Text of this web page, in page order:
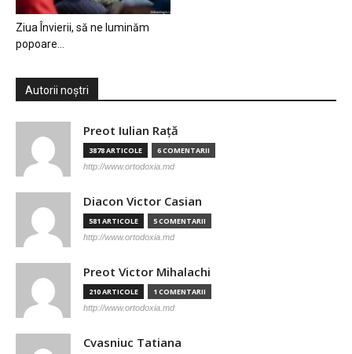
Ziua Învierii, să ne luminăm
popoare…
Autorii noștri
Preot Iulian Raţă
3878 ARTICOLE 6 COMENTARII
http://www.ortodoxia.md
Diacon Victor Casian
581 ARTICOLE 5 COMENTARII
http://www.ortodoxia.md
Preot Victor Mihalachi
210 ARTICOLE 1 COMENTARII
http://www.ortodoxia.md
Cvasniuc Tatiana